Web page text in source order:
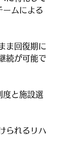
ムによる
ま回復期に
続が可能で
度と施設選
られるリハ